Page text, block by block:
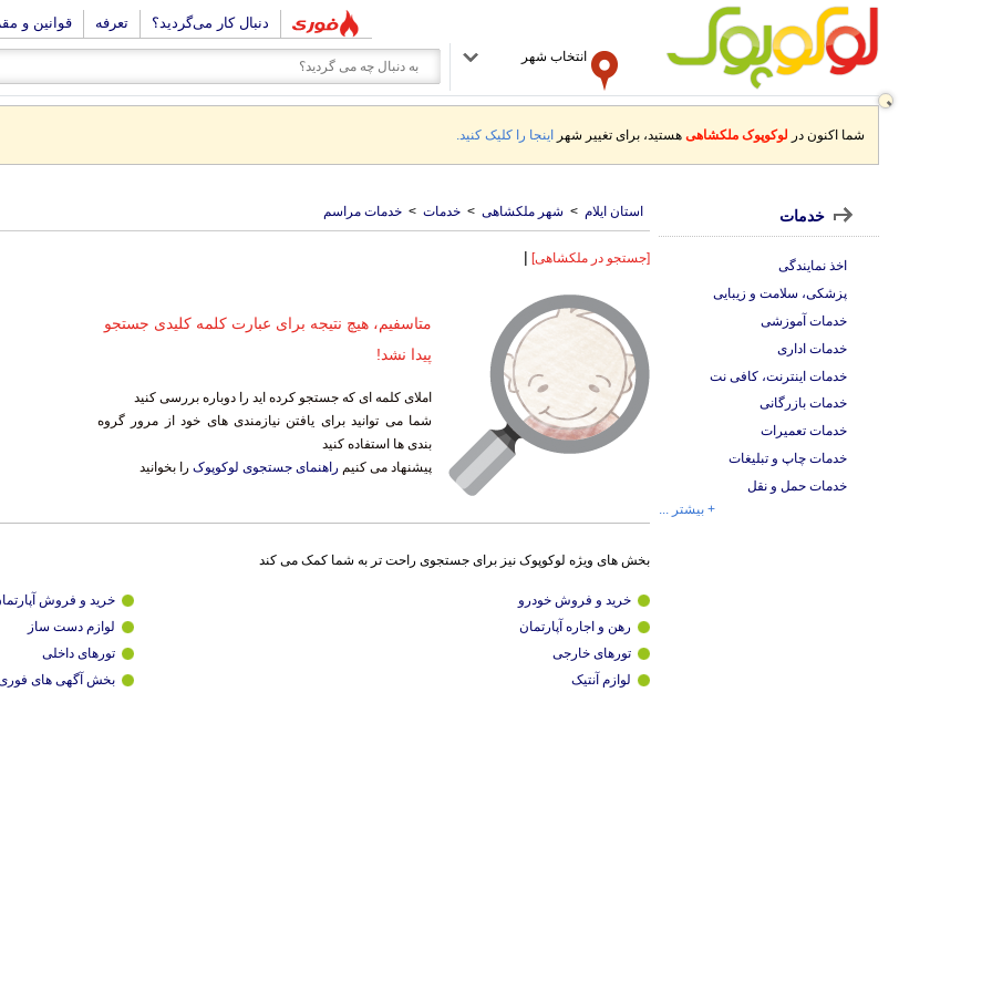
دنبال کار می‌گردید؟ تعرفه قوانین و
انتخاب شهر
شما اکنون در لوکوپوک ملکشاهی هستید، برای تغییر شهر اینجا را کلیک کنید.
استان ایلام > شهر ملکشاهی > خدمات > خدمات مراسم
[جستجو در ملکشاهی] |
متاسفیم، هیچ نتیجه برای عبارت کلمه کلیدی جستجو
پیدا نشد!
املای کلمه ای که جستجو کرده اید را دوباره بررسی کنید
شما می توانید برای یافتن نیازمندی های خود از مرور گروه
بندی ها استفاده کنید
پیشنهاد می کنیم راهنمای جستجوی لوکوپوک را بخوانید
بخش های ویژه لوکوپوک نیز برای جستجوی راحت تر به شما کمک می کند
خرید و فروش خودرو
خرید و فروش
رهن و اجاره آپارتمان
لوازم دست ساز
تورهای خارجی
تورهای داخلی
لوازم آنتیک
بخش آگهی های
خدمات
اخذ نمایندگی
پزشکی، سلامت و زیبایی
خدمات آموزشی
خدمات اداری
خدمات اینترنت، کافی نت
خدمات بازرگانی
خدمات تعمیرات
خدمات چاپ و تبلیغات
خدمات حمل و نقل
+ بیشتر ...